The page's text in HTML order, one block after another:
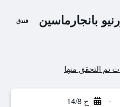
بانجارماسين فندق
- ج 14/8